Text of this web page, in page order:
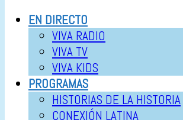
EN DIRECTO
VIVA RADIO
VIVA TV
VIVA KIDS
PROGRAMAS
HISTORIAS DE LA HISTORIA
CONEXIÓN LATINA